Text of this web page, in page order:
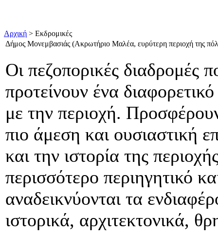
Αρχική > Εκδρομικές
Δήμος Μονεμβασιάς (Ακρωτήριο Μαλέα, ευρύτερη περιοχή της
Οι πεζοπορικές διαδρομές
προτείνουν ένα
με την περιοχή.
πιο άμεση και ουσιαστική
και την ιστορία της
περισσότερο περιηγητικό
αναδεικνύονται τα
ιστορικά, αρχιτεκτονικά,